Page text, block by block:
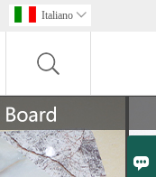

Italiano 